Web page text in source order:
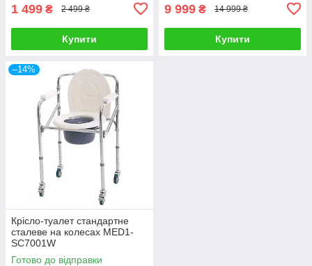
1 499 ₴ 2 499 ₴
Купити
9 999 ₴ 14 999 ₴
Купити
–14%
Крісло-туалет стандартне
сталеве на колесах MED1-
SC7001W
Готово до відправки